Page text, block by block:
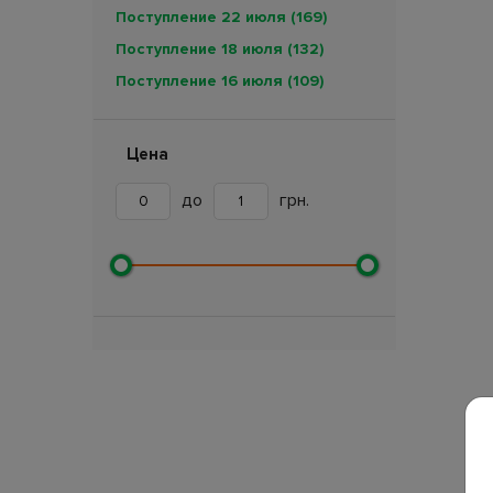
Поступление 22 июля (169)
Поступление 18 июля (132)
Поступление 16 июля (109)
Поступление 7 июля
Поступление 4 июля (114)
Поступление 30 июня(224)
Цена
до грн.